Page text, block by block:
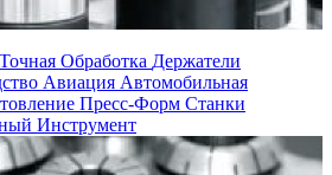
Точная Обработка Держатели
Авиация Автомобильная
Пресс-Форм Станки
Инструмент